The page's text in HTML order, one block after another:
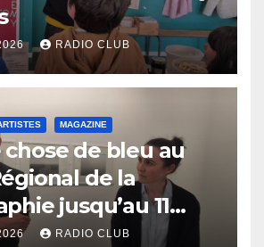
RADIO CLUB
MAGAZINE
de bleu au
de la
jusqu’au 11
RADIO CLUB